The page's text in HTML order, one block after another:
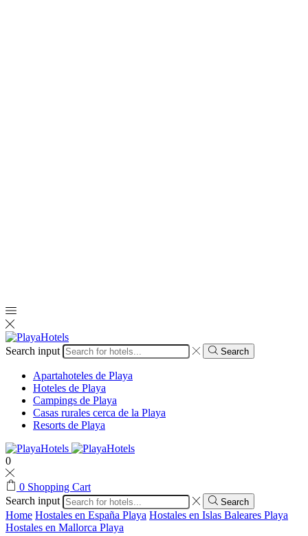
Search input Search
Apartahoteles de Playa
Hoteles de Playa
Campings de Playa
Casas rurales cerca de la Playa
Resorts de Playa
0
0 Shopping Cart
Search input
Search
Home Hostales en España Playa Hostales en Islas Baleares Playa
Hostales en Mallorca Playa